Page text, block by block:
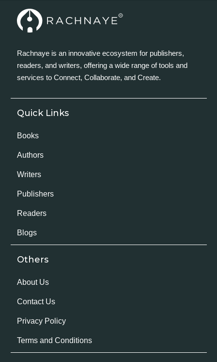
Rachnaye is an innovative ecosystem for publishers,
readers, and writers, offering a wide range of tools and
services to Connect, Collaborate, and Create.
Quick Links
Books
Authors
Writers
Publishers
Readers
Blogs
Others
About Us
Contact Us
Privacy Policy
Terms and Conditions